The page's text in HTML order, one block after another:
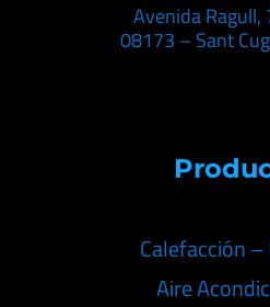
Avenida Ragull,
08173 – Sant
Calefacción
Aire